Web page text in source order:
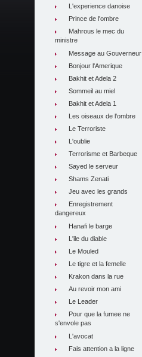
L'experience danoise
Prince de l'ombre
Mahrous le mec du
ministre
Message au Gouverneur
Bonjour l'Amerique
Bakhit et Adela 2
Sommeil au miel
Bakhit et Adela 1
Les oiseaux de l'ombre
Le Terroriste
L'oublie
Terrorisme et Barbeque
Sayed le serveur
Shams Zenati
Jeu avec les grands
Enregistrement
dangereux
Hanafi le barge
L'ile du diable
Le Mouled
Le tigre et la femelle
Krakon dans la rue
Au revoir mon ami
Le Leader
Pour que la fumee ne
s'envole pas
L'avocat
Fais attention a la ligne